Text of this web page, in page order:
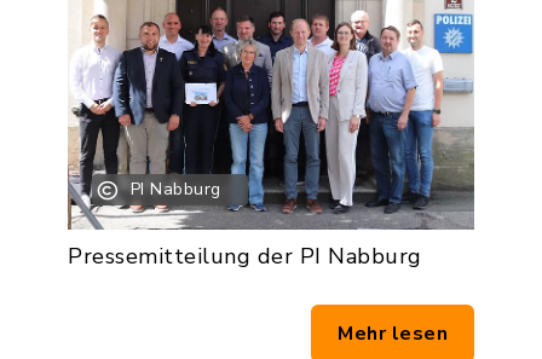
PI Nabburg
Pressemitteilung der PI Nabburg
Mehr lesen